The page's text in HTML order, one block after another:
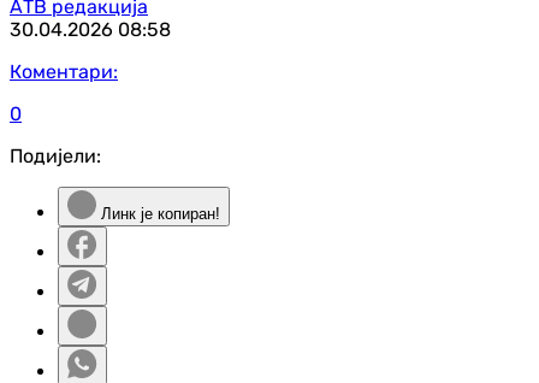
АТВ редакција
30.04.2026 08:58
Коментари:
0
Подијели:
Линк је копиран!